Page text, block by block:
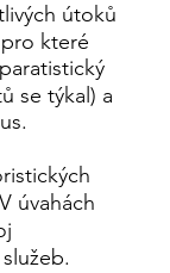
útoků
které
se týkal) a
úvahách